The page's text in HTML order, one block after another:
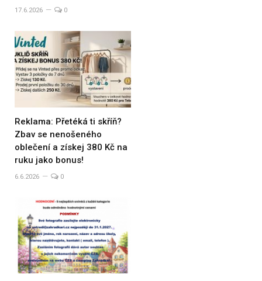
17.6.2026 0
Reklama: Přetéká ti skříň?
Zbav se nenošeného
oblečení a získej 380 Kč na
ruku jako bonus!
6.6.2026 0